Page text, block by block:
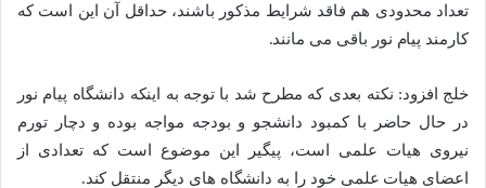
تعداد محدودی هم فاقد شرایط مذکور باشند، حداقل آن این است که
کارمند پیام نور باقی می مانند.
خلج افزود: نکته بعدی که مطرح شد با توجه به اینکه دانشگاه پیام نور
در حال حاضر با کمبود دانشجو و بودجه مواجه بوده و دچار تورم
نیروی هیات علمی است، پیگیر این موضوع است که تعدادی از
اعضای هیات علمی خود را به دانشگاه های دیگر منتقل کند.